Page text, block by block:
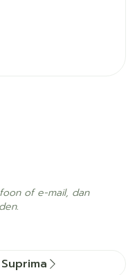
of e-mail, dan